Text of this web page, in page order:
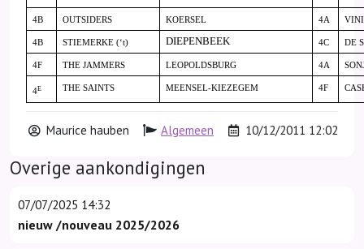
4B OUTSIDERS KOERSEL 4A
4B STIEMERKE (‘t) DIEPENBEEK 4C DE
4F THE JAMMERS LEOPOLDSBURG 4A
4E THE SAINTS MEENSEL-KIEZEGEM 4F
Maurice hauben Algemeen 10/12/2011 12:02
Overige aankondigingen
07/07/2025 14:32
nieuw /nouveau 2025/2026